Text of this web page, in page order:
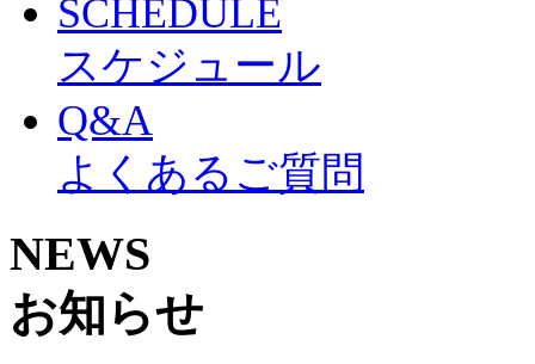
SCHEDULE
スケジュール
Q&A
よくあるご質問
NEWS
お知らせ